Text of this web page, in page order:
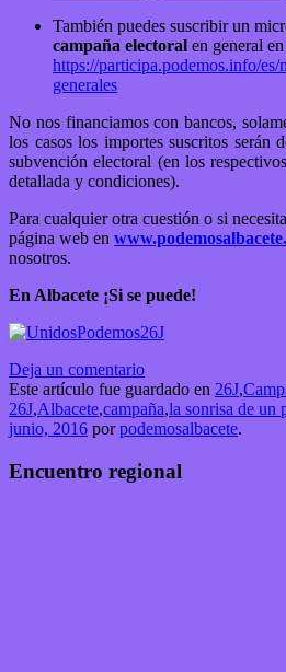
También puedes suscribir un
campaña electoral en general
https://participa.podemos.info/es/
generales
No nos financiamos con bancos,
los casos los importes suscritos serán
subvención electoral (en los
detallada y condiciones).
Para cualquier otra cuestión o si
página web en
nosotros.
En Albacete ¡Si se puede!
Deja un comentario
Este artículo fue guardado en 26J,
26J,Albacete,campaña,la sonrisa de un
junio, 2016 porpodemosalbacete.
Encuentro regional